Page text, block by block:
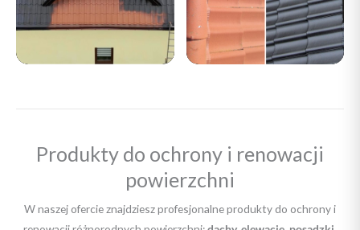
Produkty do ochrony i renowacji
powierzchni
W naszej ofercie znajdziesz profesjonalne produkty do ochrony i